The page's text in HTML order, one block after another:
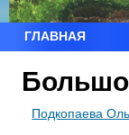
ГЛАВНАЯ
Подкопаева